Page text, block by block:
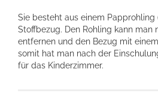
Sie besteht aus einem Papprohling
Stoffbezug. Den Rohling kann man
entfernen und den Bezug mit
somit hat man nach der
für das Kinderzimmer.